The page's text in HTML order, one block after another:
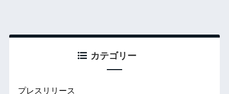
カテゴリー
プレスリリース